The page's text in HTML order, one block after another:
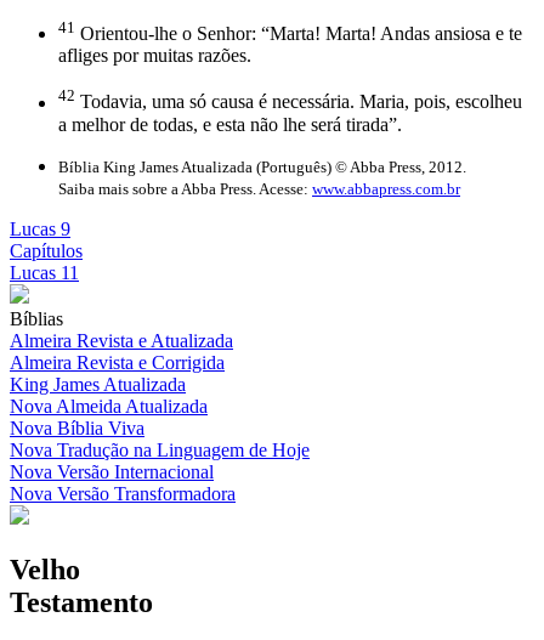
41 Orientou-lhe o Senhor: “Marta! Marta! Andas ansiosa e te
afliges por muitas razões.
42 Todavia, uma só causa é necessária. Maria, pois, escolheu
a melhor de todas, e esta não lhe será tirada”.
Bíblia King James Atualizada (Português) © Abba Press, 2012.
Saiba mais sobre a Abba Press. Acesse: www.abbapress.com.br
Lucas 9
Capítulos
Lucas 11
Bíblias
Almeira Revista e Atualizada
Almeira Revista e Corrigida
King James Atualizada
Nova Almeida Atualizada
Nova Bíblia Viva
Nova Tradução na Linguagem de Hoje
Nova Versão Internacional
Nova Versão Transformadora
Velho
Testamento